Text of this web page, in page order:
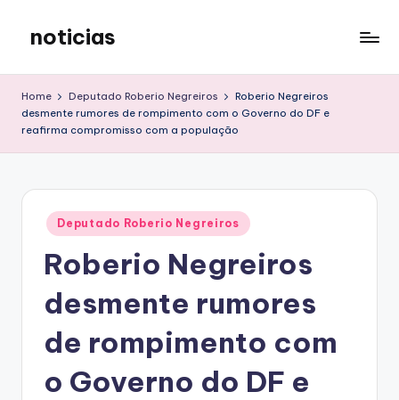
content
noticias
Home Deputado Roberio Negreiros
Roberio Negreiros
desmente rumores de rompimento com o Governo do DF e
reafirma compromisso com a população
Posted
in
Deputado Roberio Negreiros
Roberio Negreiros
desmente rumores
de rompimento com
o Governo do DF e